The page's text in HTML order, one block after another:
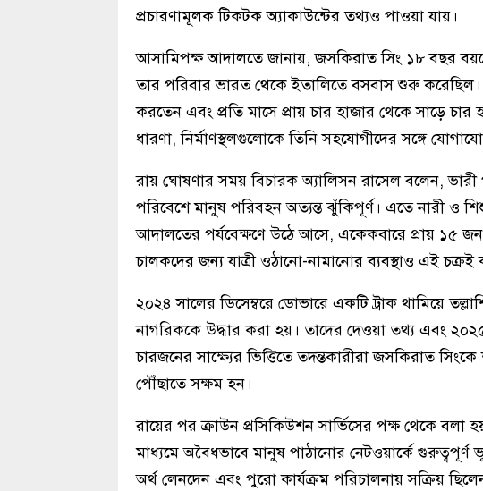
প্রচারণামূলক টিকটক অ্যাকাউন্টের তথ্যও পাওয়া যায়।
আসামিপক্ষ আদালতে জানায়, জসকিরাত সিং ১৮ বছর
তার পরিবার ভারত থেকে ইতালিতে বসবাস শুরু করেছিল।
করতেন এবং প্রতি মাসে প্রায় চার হাজার থেকে সাড়ে
ধারণা, নির্মাণস্থলগুলোকে তিনি সহযোগীদের সঙ্গে
রায় ঘোষণার সময় বিচারক অ্যালিসন রাসেল বলেন, ভারী
পরিবেশে মানুষ পরিবহন অত্যন্ত ঝুঁকিপূর্ণ। এতে নারী ও
আদালতের পর্যবেক্ষণে উঠে আসে, একেকবারে প্রায় ১৫ জন
চালকদের জন্য যাত্রী ওঠানো-নামানোর ব্যবস্থাও এই
২০২৪ সালের ডিসেম্বরে ডোভারে একটি ট্রাক থামিয়ে
নাগরিককে উদ্ধার করা হয়। তাদের দেওয়া তথ্য এবং
চারজনের সাক্ষ্যের ভিত্তিতে তদন্তকারীরা জসকিরাত
পৌঁছাতে সক্ষম হন।
রায়ের পর ক্রাউন প্রসিকিউশন সার্ভিসের পক্ষ থেকে বলা
মাধ্যমে অবৈধভাবে মানুষ পাঠানোর নেটওয়ার্কে
অর্থ লেনদেন এবং পুরো কার্যক্রম পরিচালনায় সক্রিয়